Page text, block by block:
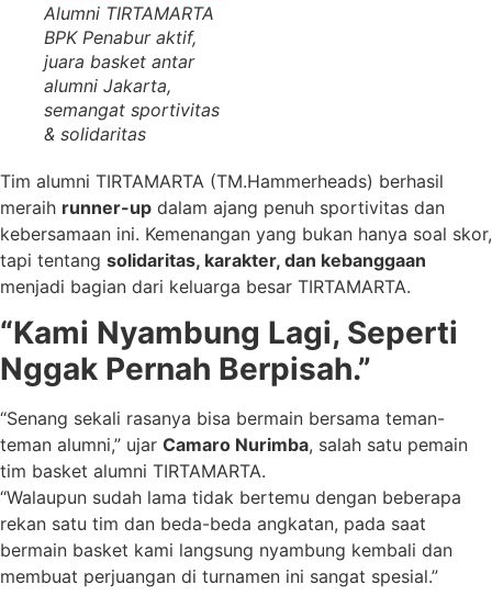
Alumni TIRTAMARTA
BPK Penabur aktif,
juara basket antar
alumni Jakarta,
semangat sportivitas
& solidaritas
Tim alumni TIRTAMARTA (TM.Hammerheads) berhasil
meraih runner-up dalam ajang penuh sportivitas dan
kebersamaan ini. Kemenangan yang bukan hanya soal skor,
tapi tentang solidaritas, karakter, dan kebanggaan
menjadi bagian dari keluarga besar TIRTAMARTA.
“Kami Nyambung Lagi, Seperti
Nggak Pernah Berpisah.”
“Senang sekali rasanya bisa bermain bersama teman-
teman alumni,” ujar Camaro Nurimba, salah satu pemain
tim basket alumni TIRTAMARTA.
“Walaupun sudah lama tidak bertemu dengan beberapa
rekan satu tim dan beda-beda angkatan, pada saat
bermain basket kami langsung nyambung kembali dan
membuat perjuangan di turnamen ini sangat spesial.”